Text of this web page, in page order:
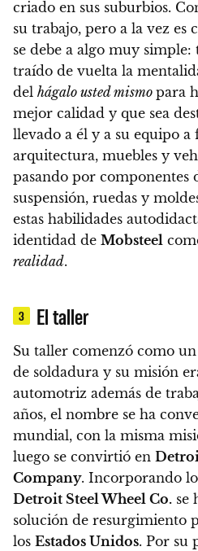
criado en sus suburbios.
su trabajo, pero a la vez es
se debe a algo muy
traído de vuelta la
del hágalo usted mismo para
mejor calidad y que sea
llevado a él y a su equipo
arquitectura, muebles y
pasando por componentes
suspensión, ruedas y
estas habilidades
identidad de Mobsteel
realidad.
3 El taller
Su taller comenzó como
de soldadura y su misión
automotriz además de
años, el nombre se ha
mundial, con la misma
luego se convirtió en
Company. Incorporando
Detroit Steel Wheel Co. se
solución de resurgimiento
los Estados Unidos. Por su